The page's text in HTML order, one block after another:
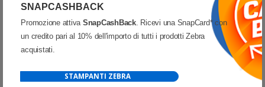
SNAPCASHBACK
Promozione attiva SnapCashBack. Ricevi una SnapCard* con
un credito pari al 10% dell'importo di tutti i prodotti Zebra
acquistati.
STAMPANTI ZEBRA
Testine compatibili:
Tipo adesivo -
Tratteggio
-